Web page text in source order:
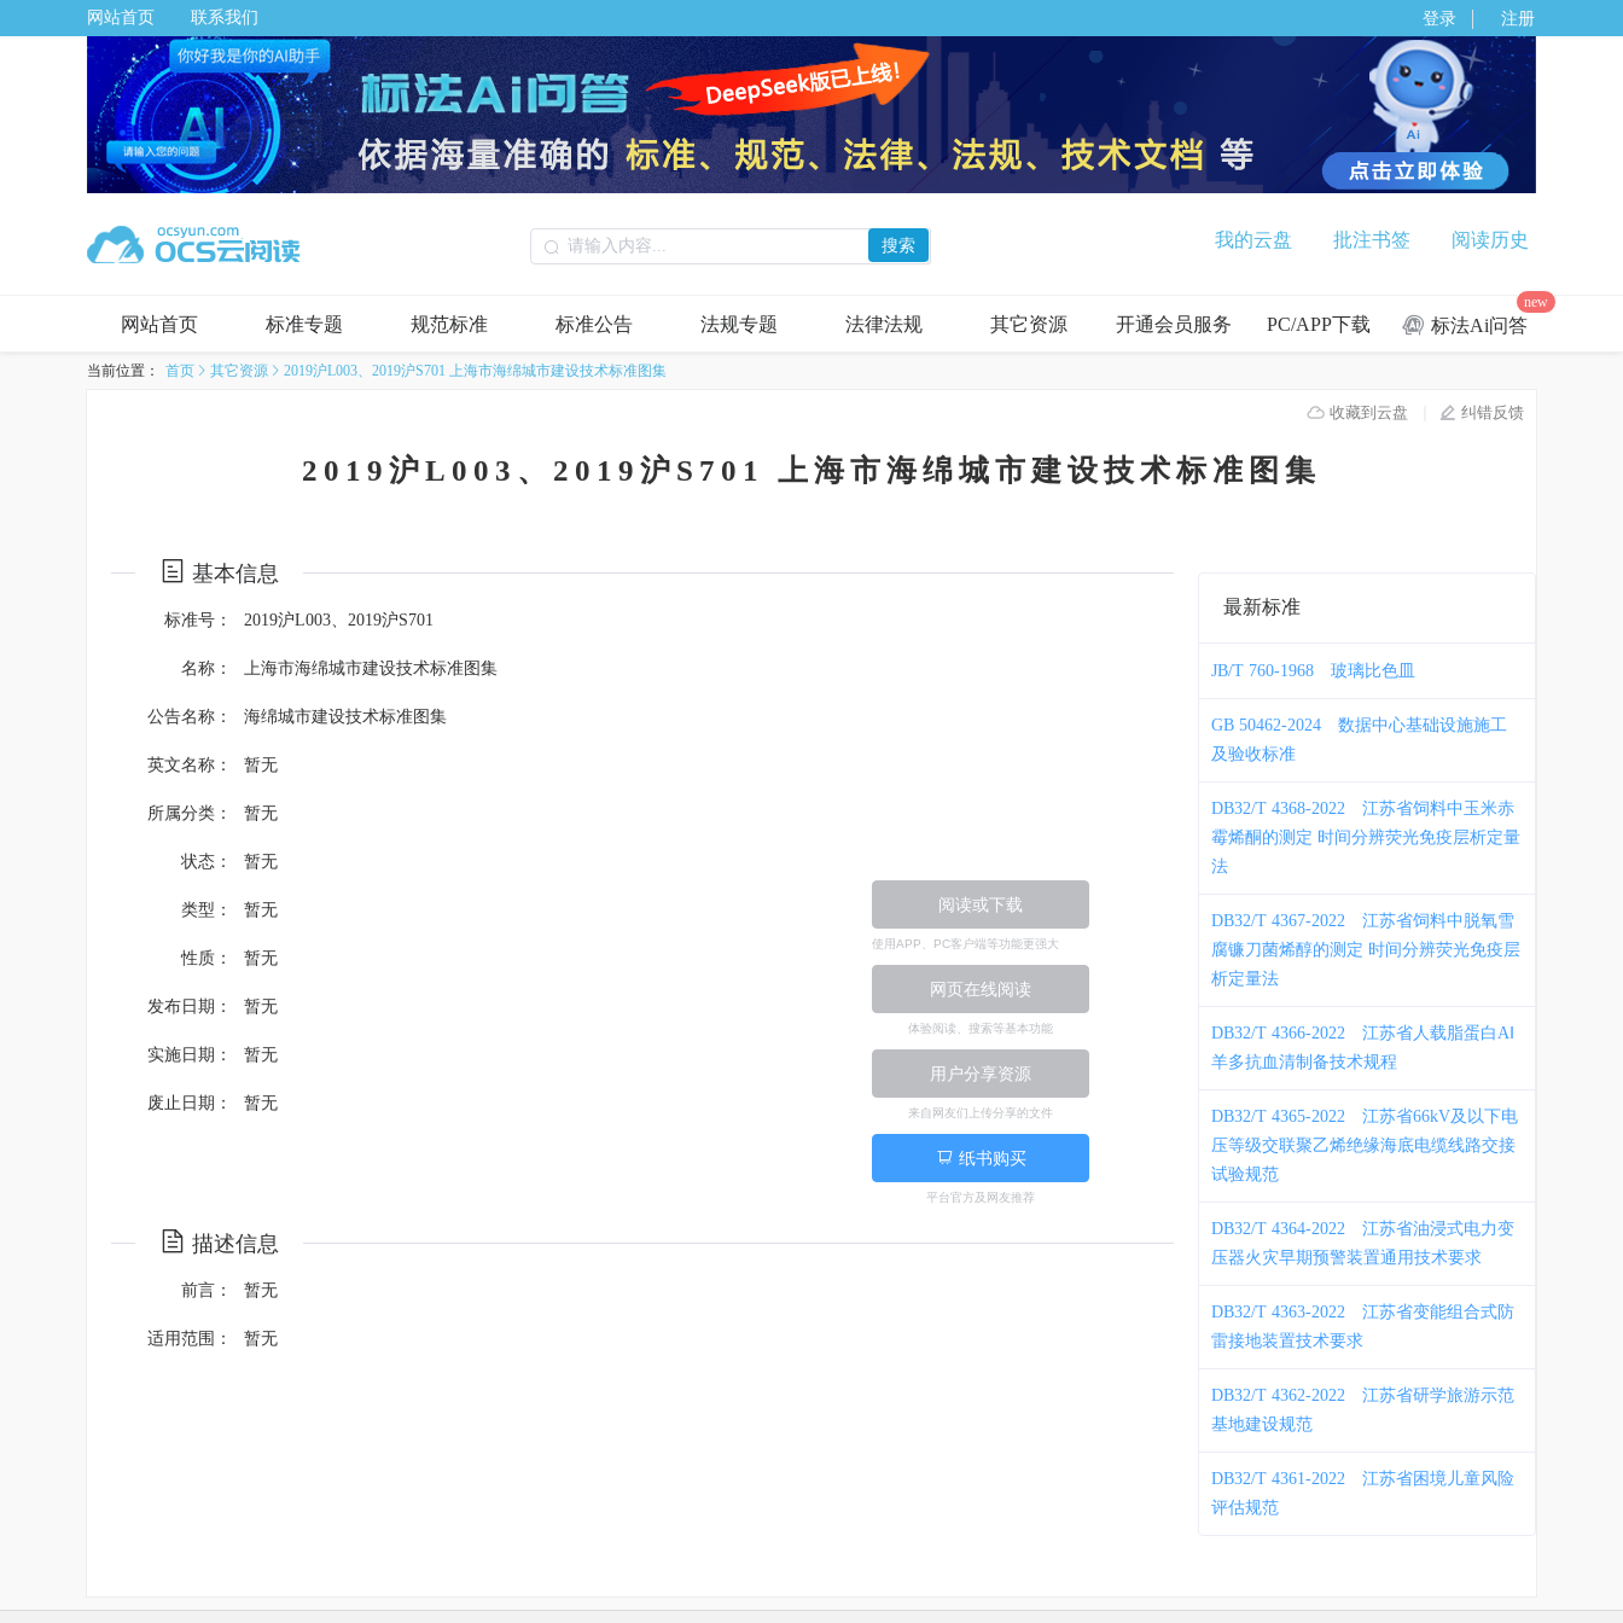
网站首页 联系我们 登录 注册
搜索 我的云盘 批注书签 阅读历史
网站首页 标准专题 规范标准 标准公告 法规专题 法律法规 其它资源 开通会员服务 PC/APP下载 标法Ai问答
new
当前位置： 首页 其它资源 2019沪L003、2019沪S701 上海市海绵城市建设技术标准图集
收藏到云盘 纠错反馈
2019沪L003、2019沪S701 上海市海绵城市建设技术标准图集
基本信息
标准号： 2019沪L003、2019沪S701
名称： 上海市海绵城市建设技术标准图集
公告名称： 海绵城市建设技术标准图集
英文名称： 暂无
所属分类： 暂无
状态： 暂无
类型： 暂无
性质： 暂无
发布日期： 暂无
实施日期： 暂无
废止日期： 暂无
阅读或下载
使用APP、PC客户端等功能更强大
网页在线阅读
体验阅读、搜索等基本功能
用户分享资源
来自网友们上传分享的文件
纸书购买
平台官方及网友推荐
描述信息
前言： 暂无
适用范围： 暂无
最新标准
JB/T 760-1968 玻璃比色皿
GB 50462-2024
数据中心基础设施施工
及验收标准
DB32/T 4368-2022
江苏省饲料中玉米赤
霉烯酮的测定 时间分辨荧光免疫层析定量
法
DB32/T 4367-2022
江苏省饲料中脱氧雪
腐镰刀菌烯醇的测定 时间分辨荧光免疫层
析定量法
DB32/T 4366-2022
江苏省人载脂蛋白AⅠ
羊多抗血清制备技术规程
DB32/T 4365-2022
江苏省66kV及以下电
压等级交联聚乙烯绝缘海底电缆线路交接
试验规范
DB32/T 4364-2022
江苏省油浸式电力变
压器火灾早期预警装置通用技术要求
DB32/T 4363-2022
江苏省变能组合式防
雷接地装置技术要求
DB32/T 4362-2022
江苏省研学旅游示范
基地建设规范
DB32/T 4361-2022
江苏省困境儿童风险
评估规范